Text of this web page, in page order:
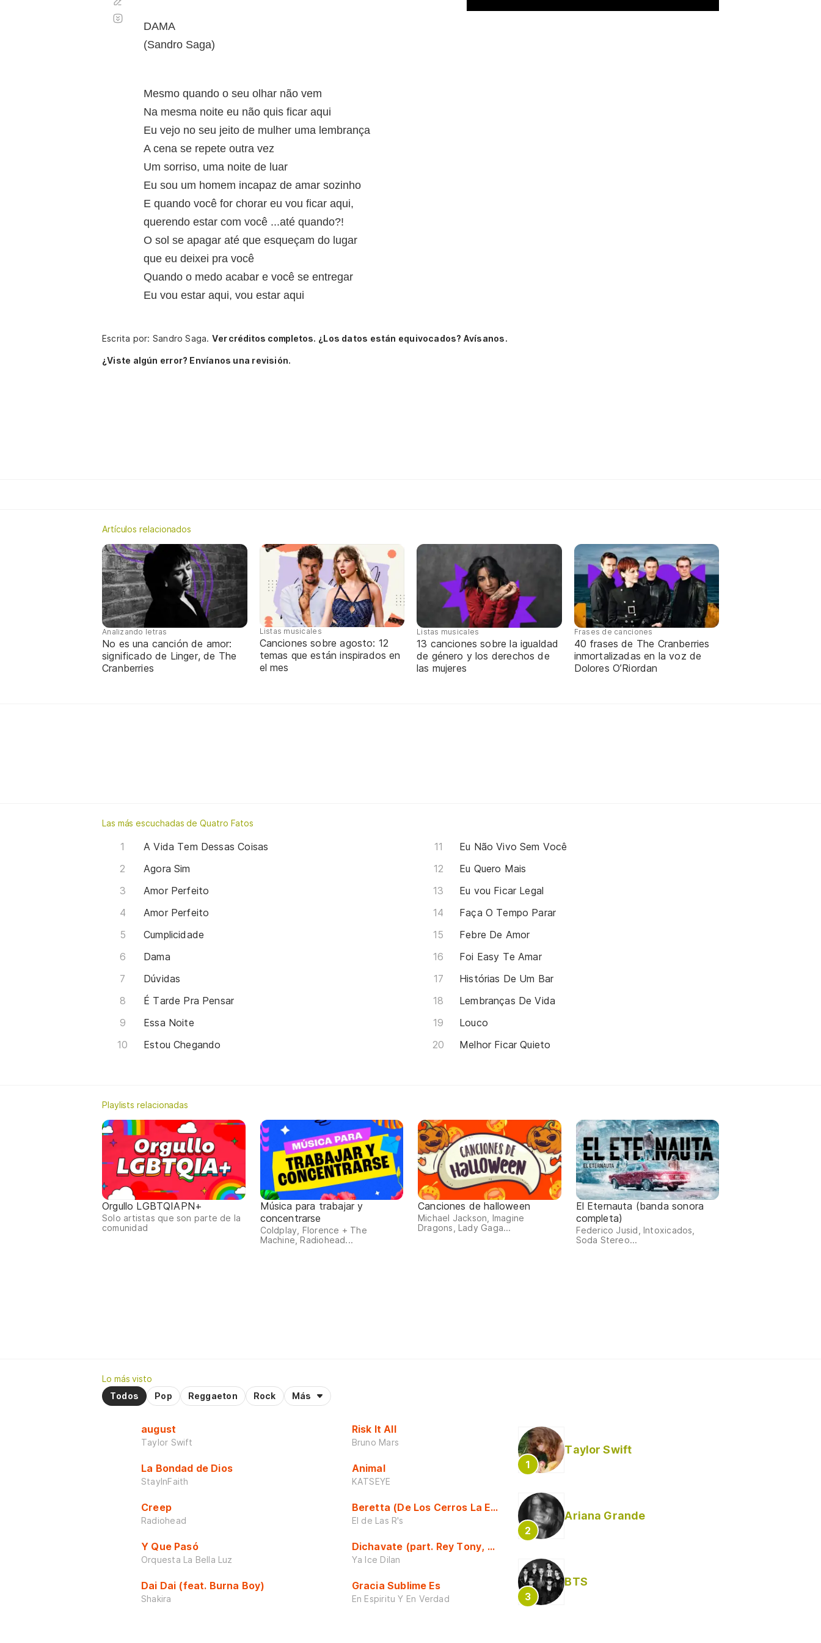
DAMA
(Sandro Saga)
Mesmo quando o seu olhar não vem
Na mesma noite eu não quis ficar aqui
Eu vejo no seu jeito de mulher uma lembrança
A cena se repete outra vez
Um sorriso, uma noite de luar
Eu sou um homem incapaz de amar sozinho
E quando você for chorar eu vou ficar aqui,
querendo estar com você ...até quando?!
O sol se apagar até que esqueçam do lugar
que eu deixei pra você
Quando o medo acabar e você se entregar
Eu vou estar aqui, vou estar aqui
automático
Escrita por: Sandro Saga. Ver créditos completos. ¿Los datos están equivocados? Avísanos.
¿Viste algún error? Envíanos una revisión.
Artículos relacionados
Analizando letras
No es una canción de amor:
significado de Linger, de The
Cranberries
Listas musicales
Canciones sobre agosto: 12
temas que están inspirados en
el mes
Listas musicales
13 canciones sobre la igualdad
de género y los derechos de
las mujeres
Frases de canciones
40 frases de The Cranberries
inmortalizadas en la voz de
Dolores O’Riordan
Las más escuchadas de Quatro Fatos
A Vida Tem Dessas Coisas
Agora Sim
Amor Perfeito
Amor Perfeito
Cumplicidade
Dama
Dúvidas
É Tarde Pra Pensar
Essa Noite
Estou Chegando
Eu Não Vivo Sem Você
Eu Quero Mais
Eu vou Ficar Legal
Faça O Tempo Parar
Febre De Amor
Foi Easy Te Amar
Histórias De Um Bar
Lembranças De Vida
Louco
Melhor Ficar Quieto
Playlists relacionadas
Orgullo LGBTQIAPN+
Solo artistas que son parte de la
comunidad
Música para trabajar y
concentrarse
Coldplay, Florence + The
Machine, Radiohead...
Canciones de halloween
Michael Jackson, Imagine
Dragons, Lady Gaga...
El Eternauta (banda sonora
completa)
Federico Jusid, Intoxicados,
Soda Stereo...
Lo más visto
Todos
Pop Reggaeton Rock Más
august
Taylor Swift
La Bondad de Dios
StayInFaith
Creep
Radiohead
Y Que Pasó
Orquesta La Bella Luz
Dai Dai (feat. Burna Boy)
Shakira
Risk It All
Bruno Mars
Animal
KATSEYE
Beretta (De Los Cerros La Escuela)
El de Las R's
Dichavate (part. Rey Tony, Dj Honda y Helabusador) [explícita]
Ya Ice Dilan
Gracia Sublime Es
En Espiritu Y En Verdad
Taylor Swift
Ariana Grande
BTS